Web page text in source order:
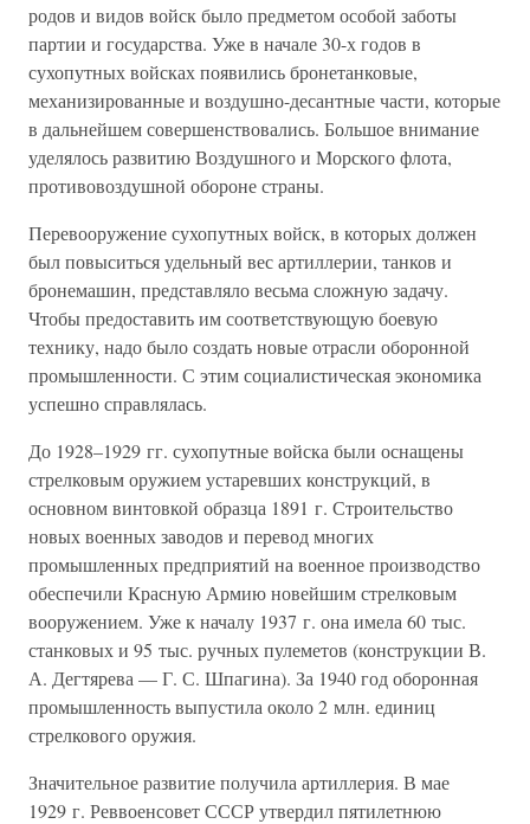
родов и видов войск было предметом особой заботы
партии и государства. Уже в начале 30-х годов в
сухопутных войсках появились бронетанковые,
механизированные и воздушно-десантные части, которые
в дальнейшем совершенствовались. Большое внимание
уделялось развитию Воздушного и Морского флота,
противовоздушной обороне страны.
Перевооружение сухопутных войск, в которых должен
был повыситься удельный вес артиллерии, танков и
бронемашин, представляло весьма сложную задачу.
Чтобы предоставить им соответствующую боевую
технику, надо было создать новые отрасли оборонной
промышленности. С этим социалистическая экономика
успешно справлялась.
До 1928–1929 гг. сухопутные войска были оснащены
стрелковым оружием устаревших конструкций, в
основном винтовкой образца 1891 г. Строительство
новых военных заводов и перевод многих
промышленных предприятий на военное производство
обеспечили Красную Армию новейшим стрелковым
вооружением. Уже к началу 1937 г. она имела 60 тыс.
станковых и 95 тыс. ручных пулеметов (конструкции В.
А. Дегтярева — Г. С. Шпагина). За 1940 год оборонная
промышленность выпустила около 2 млн. единиц
стрелкового оружия.
Значительное развитие получила артиллерия. В мае
1929 г. Реввоенсовет СССР утвердил пятилетнюю